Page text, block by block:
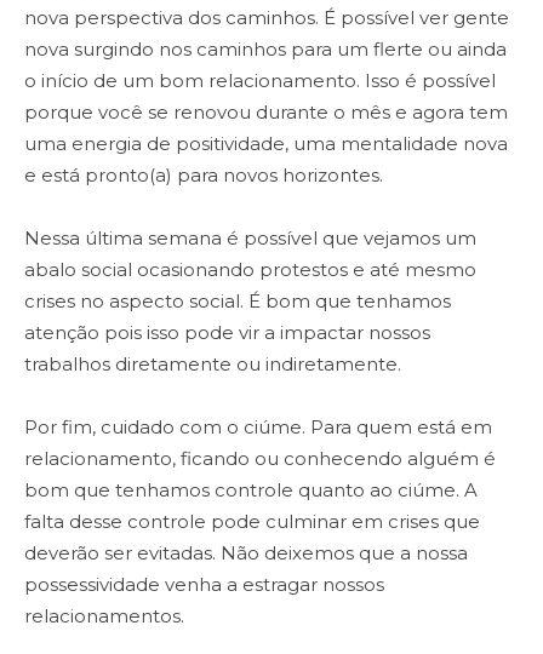
nova perspectiva dos caminhos. É possível ver gente
nova surgindo nos caminhos para um flerte ou ainda
o início de um bom relacionamento. Isso é possível
porque você se renovou durante o mês e agora tem
uma energia de positividade, uma mentalidade nova
e está pronto(a) para novos horizontes.
Nessa última semana é possível que vejamos um
abalo social ocasionando protestos e até mesmo
crises no aspecto social. É bom que tenhamos
atenção pois isso pode vir a impactar nossos
trabalhos diretamente ou indiretamente.
Por fim, cuidado com o ciúme. Para quem está em
relacionamento, ficando ou conhecendo alguém é
bom que tenhamos controle quanto ao ciúme. A
falta desse controle pode culminar em crises que
deverão ser evitadas. Não deixemos que a nossa
possessividade venha a estragar nossos
relacionamentos.